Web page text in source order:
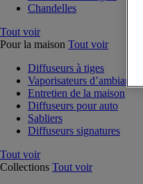
Chandelles
Tout voir
Pour la maison Tout voir
Diffuseurs à tiges
Vaporisateurs d’ambiance
Entretien de la maison
Diffuseurs pour auto
Sabliers
Diffuseurs signatures
Tout voir
Collections Tout voir